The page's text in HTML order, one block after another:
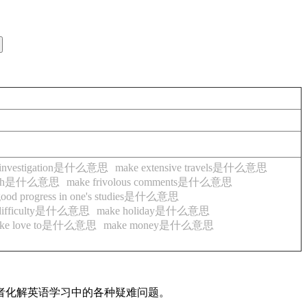
是什么意思
make extensive travels是什么意思
是什么意思
make frivolous comments是什么意思
progress in one's studies是什么意思
是什么意思
make holiday是什么意思
love to是什么意思
make money是什么意思
解英语学习中的各种疑难问题。